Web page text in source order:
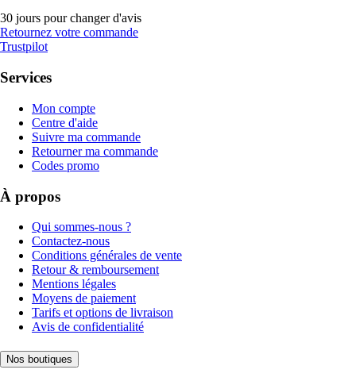
30 jours pour changer d'avis
Retournez votre commande
Trustpilot
Services
Mon compte
Centre d'aide
Suivre ma commande
Retourner ma commande
Codes promo
À propos
Qui sommes-nous ?
Contactez-nous
Conditions générales de vente
Retour & remboursement
Mentions légales
Moyens de paiement
Tarifs et options de livraison
Avis de confidentialité
Nos boutiques